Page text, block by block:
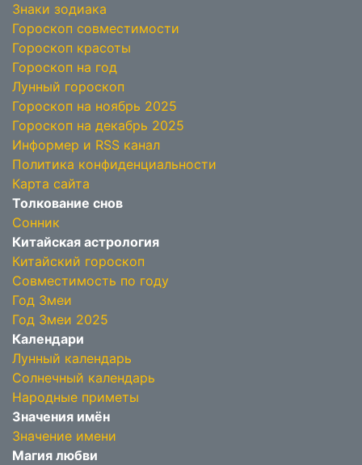
Знаки зодиака
Гороскоп совместимости
Гороскоп красоты
Гороскоп на год
Лунный гороскоп
Гороскоп на ноябрь 2025
Гороскоп на декабрь 2025
Информер и RSS канал
Политика конфиденциальности
Карта сайта
Толкование снов
Сонник
Китайская астрология
Китайский гороскоп
Совместимость по году
Год Змеи
Год Змеи 2025
Календари
Лунный календарь
Солнечный календарь
Народные приметы
Значения имён
Значение имени
Магия любви